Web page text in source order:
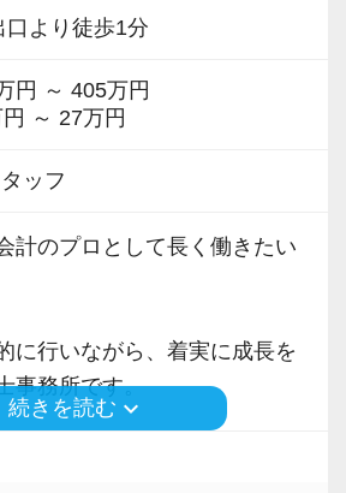
口より徒歩1分
円 ～ 405万円
円 ～ 27万円
ッフ
計のプロとして長く働きたい
に行いながら、着実に成長を
事務所です。
続きを読む keyboard_arrow_down